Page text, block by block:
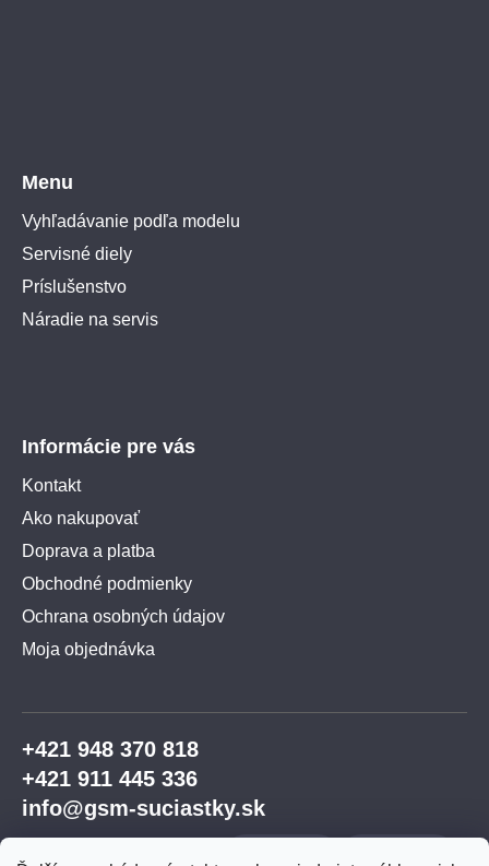
Menu
Vyhľadávanie podľa modelu
Servisné diely
Príslušenstvo
Náradie na servis
Informácie pre vás
Kontakt
Ako nakupovať
Doprava a platba
Obchodné podmienky
Ochrana osobných údajov
Moja objednávka
+421 948 370 818
+421 911 445 336
info@gsm-suciastky.sk